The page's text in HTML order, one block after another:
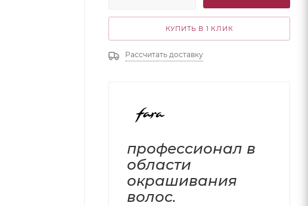
КУПИТЬ В 1 КЛИК
Рассчитать доставку
профессионал в
области
окрашивания
волос.